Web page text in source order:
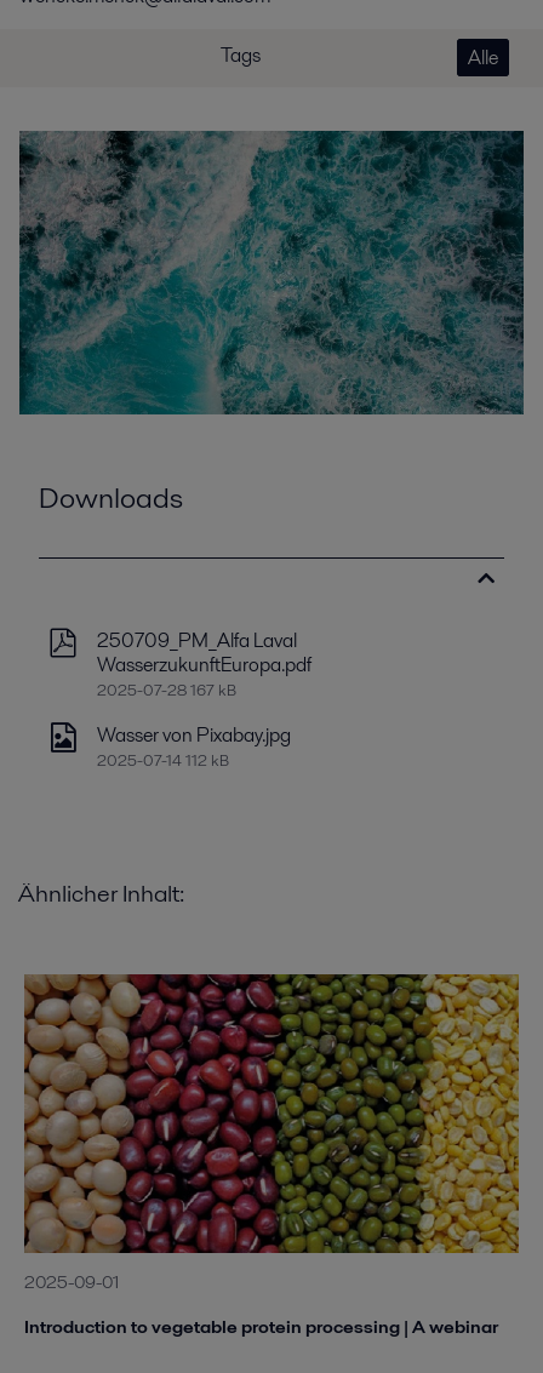
Tags Alle
Downloads
250709_PM_Alfa Laval
WasserzukunftEuropa.pdf
2025-07-28 167 kB
Wasser von Pixabay.jpg
2025-07-14 112 kB
Ähnlicher Inhalt:
2025-09-01
Introduction to vegetable protein processing | A webinar